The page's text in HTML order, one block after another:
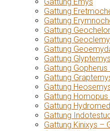
Gattung
Gattung
Gattung
Gattung
Gattung
Gattung
Gattung
Gattung
Gattung
Gattung
Gattung
Gattung
Gattung Kinixys –